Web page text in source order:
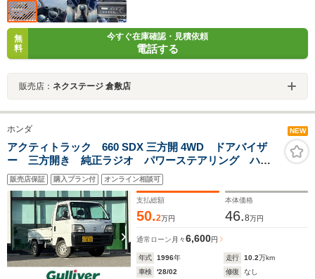
無
料
今すぐ在庫確認・見積依頼
電話する
販売店： ネクステージ 倉敷店
ホンダ NEW
アクティトラック 660 SDX 三方開 4WD ドアバイザ
ー 三方開き 純正ラジオ パワーステアリング ハロ
ゲンヘッドライト
販売店保証 購入プラン付 オンライン相談可
支払総額
50.2万円
本体価格
46.8万円
通常ローン 月々6,600円
年式 1996年 走行 10.2万km
車検
'28/02 修復
なし